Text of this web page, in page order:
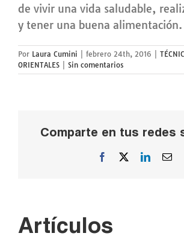
de vivir una vida saludable,
y tener una buena alimentación.
Por Laura Cumini febrero 24th, 2016
ORIENTALES
Sin comentarios
Comparte en tus redes
Facebook LinkedIn
Artículos